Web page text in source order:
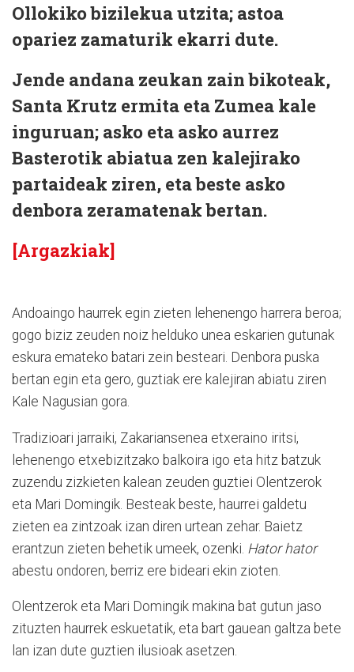
Ollokiko bizilekua utzita; astoa
opariez zamaturik ekarri dute.
Jende andana zeukan zain bikoteak,
Santa Krutz ermita eta Zumea kale
inguruan; asko eta asko aurrez
Basterotik abiatua zen kalejirako
partaideak ziren, eta beste asko
denbora zeramatenak bertan.
[Argazkiak]
Andoaingo haurrek egin zieten lehenengo harrera beroa;
gogo biziz zeuden noiz helduko unea eskarien gutunak
eskura emateko batari zein besteari. Denbora puska
bertan egin eta gero, guztiak ere kalejiran abiatu ziren
Kale Nagusian gora.
Tradizioari jarraiki, Zakariansenea etxeraino iritsi,
lehenengo etxebizitzako balkoira igo eta hitz batzuk
zuzendu zizkieten kalean zeuden guztiei Olentzerok
eta Mari Domingik. Besteak beste, haurrei galdetu
zieten ea zintzoak izan diren urtean zehar. Baietz
erantzun zieten behetik umeek, ozenki. Hator hator
abestu ondoren, berriz ere bideari ekin zioten.
Olentzerok eta Mari Domingik makina bat gutun jaso
zituzten haurrek eskuetatik, eta bart gauean galtza bete
lan izan dute guztien ilusioak asetzen.